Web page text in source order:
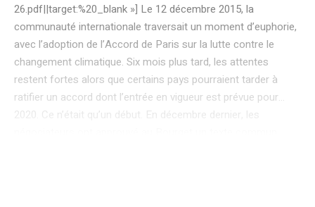
26.pdf||target:%20_blank »] Le 12 décembre 2015, la
communauté internationale traversait un moment d’euphorie,
avec l’adoption de l’Accord de Paris sur la lutte contre le
changement climatique. Six mois plus tard, les attentes
restent fortes alors que certains pays pourraient tarder à
ratifier un accord dont l’entrée en vigueur est prévue pour…
2020. Ce n’était qu’un début. En décembre dernier, les